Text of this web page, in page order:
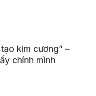
kim cương” –
chính mình